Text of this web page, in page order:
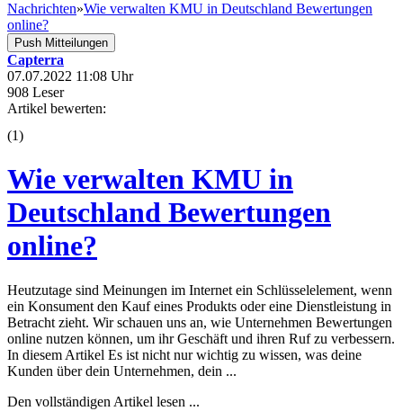
Nachrichten»Wie verwalten KMU in Deutschland Bewertungen
online?
Push Mitteilungen
Capterra
07.07.2022 11:08 Uhr
908 Leser
Artikel bewerten:
(1)
Wie verwalten KMU in
Deutschland Bewertungen
online?
Heutzutage sind Meinungen im Internet ein Schlüsselelement, wenn
ein Konsument den Kauf eines Produkts oder eine Dienstleistung in
Betracht zieht. Wir schauen uns an, wie Unternehmen Bewertungen
online nutzen können, um ihr Geschäft und ihren Ruf zu verbessern.
In diesem Artikel Es ist nicht nur wichtig zu wissen, was deine
Kunden über dein Unternehmen, dein ...
Den vollständigen Artikel lesen ...